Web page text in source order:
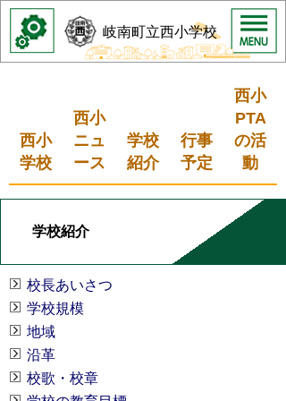
岐南町立西小学校
西小
学校
西小
ニュ
ース
学校
紹介
行事
予定
西小
PTA
の活
動
学校紹介
校長あいさつ
学校規模
地域
沿革
校歌・校章